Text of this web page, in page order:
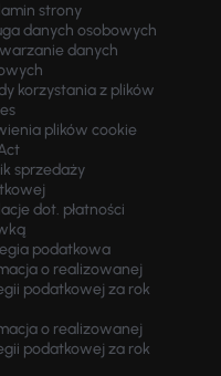
strony
danych osobowych
danych
korzystania z plików
plików cookie
sprzedaży
dot. płatności
podatkowa
o realizowanej
podatkowej za rok
o realizowanej
podatkowej za rok